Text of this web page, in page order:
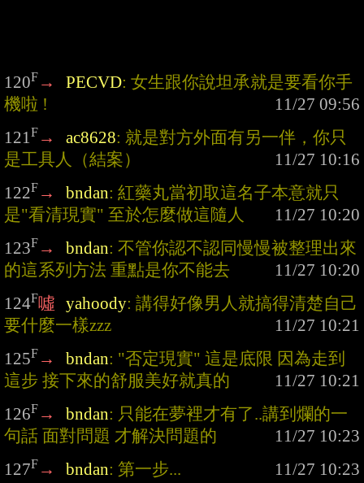
120F → PECVD: 女生跟你說坦承就是要看你手
機啦 !
121F → ac8628: 就是對方外面有另一伴，你只
是工具人（結案）
122F → bndan: 紅藥丸當初取這名子本意就只
是"看清現實" 至於怎麼做這隨人
123F → bndan: 不管你認不認同慢慢被整理出來
的這系列方法 重點是你不能去
124F噓 yahoody: 講得好像男人就搞得清楚自己
要什麼一樣zzz
125F → bndan: "否定現實" 這是底限 因為走到
這步 接下來的舒服美好就真的
126F → bndan: 只能在夢裡才有了..講到爛的一
句話 面對問題 才解決問題的
127F → bndan: 第一步...